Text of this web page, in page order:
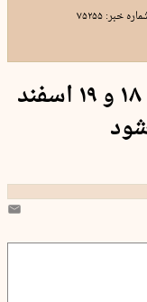
خبر:۷۵۲۵۵
عیدی بازنشستگان کارگری ۱۸ و ۱۹ اسفند